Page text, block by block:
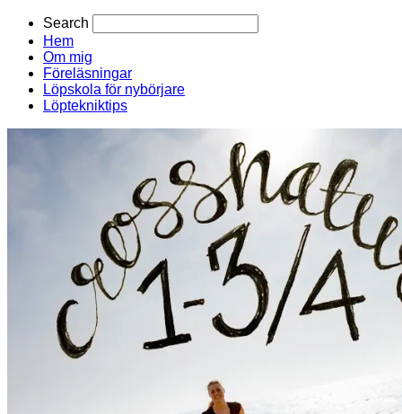
Search
Hem
Om mig
Föreläsningar
Löpskola för nybörjare
Löptekniktips